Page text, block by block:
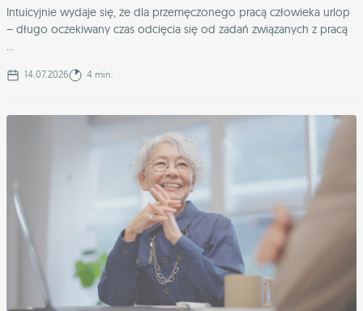
Intuicyjnie wydaje się, że dla przemęczonego pracą człowieka urlop
– długo oczekiwany czas odcięcia się od zadań związanych z pracą
...
14.07.2026 4 min.